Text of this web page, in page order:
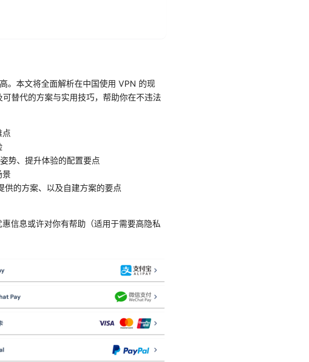
。本文将全面解析在中国使用 VPN 的现
替代的方案与实用技巧，帮助你在不违法
点
势、提升体验的配置要点
景
供的方案、以及自建方案的要点
信息或许对你有帮助（适用于需要高隐私